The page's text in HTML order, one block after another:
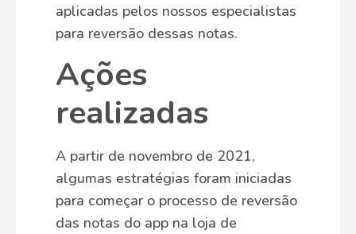
aplicadas pelos nossos especialistas
para reversão dessas notas.
Ações
realizadas
A partir de novembro de 2021,
algumas estratégias foram iniciadas
para começar o processo de reversão
das notas do app na loja de